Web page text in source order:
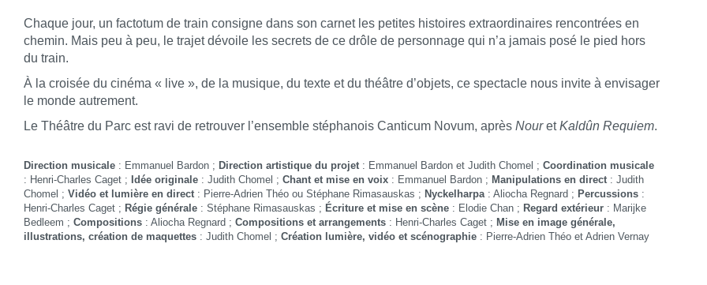
Chaque jour, un factotum de train consigne dans son carnet les petites histoires extraordinaires rencontrées en
chemin. Mais peu à peu, le trajet dévoile les secrets de ce drôle de personnage qui n’a jamais posé le pied hors
du train.
À la croisée du cinéma « live », de la musique, du texte et du théâtre d’objets, ce spectacle nous invite à envisager
le monde autrement.
Le Théâtre du Parc est ravi de retrouver l’ensemble stéphanois Canticum Novum, après NouretKaldûn Requiem.
Direction musicale : Emmanuel Bardon ; Direction artistique du projet : Emmanuel Bardon et Judith Chomel ; Coordination musicale
: Henri-Charles Caget ; Idée originale : Judith Chomel ; Chant et mise en voix : Emmanuel Bardon ; Manipulations en direct : Judith
Chomel ; Vidéo et lumière en direct : Pierre-Adrien Théo ou Stéphane Rimasauskas ; Nyckelharpa : Aliocha Regnard ; Percussions :
Henri-Charles Caget ; Régie générale : Stéphane Rimasauskas ; Écriture et mise en scène : Elodie Chan ; Regard extérieur : Marijke
Bedleem ; Compositions : Aliocha Regnard ; Compositions et arrangements : Henri-Charles Caget ; Mise en image générale,
illustrations, création de maquettes : Judith Chomel ; Création lumière, vidéo et scénographie : Pierre-Adrien Théo et Adrien Vernay